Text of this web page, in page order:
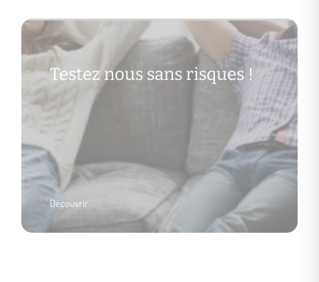
Testez nous sans risques !
Découvrir